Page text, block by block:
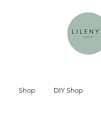
Shop DIY Shop